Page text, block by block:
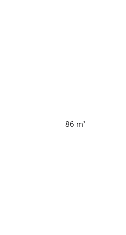
86 m²